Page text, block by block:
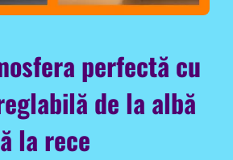
perfectă cu
de la albă
la rece